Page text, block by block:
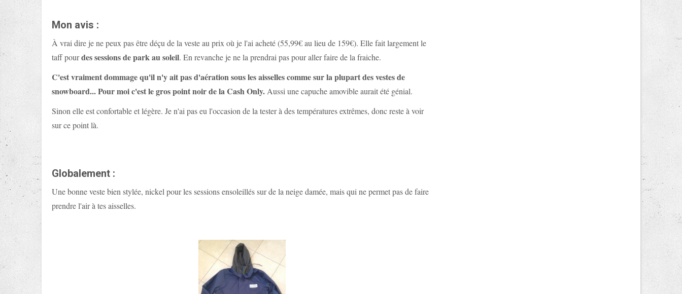
Mon avis :
À vrai dire je ne peux pas être déçu de la veste au prix où je l'ai acheté (55,99€ au lieu de 159€). Elle fait largement le
taff pourdes sessions de park au soleil. En revanche je ne la prendrai pas pour aller faire de la fraiche.
C'est vraiment dommage qu'il n'y ait pas d'aération sous les aisselles comme sur la plupart des vestes de
snowboard... Pour moi c'est le gros point noir de la Cash Only. Aussi une capuche amovible aurait été génial.
Sinon elle est confortable et légère. Je n'ai pas eu l'occasion de la tester à des températures extrêmes, donc reste à voir
sur ce point là.
Globalement :
Une bonne veste bien stylée, nickel pour les sessions ensoleillés sur de la neige damée, mais qui ne permet pas de faire
prendre l'air à tes aisselles.